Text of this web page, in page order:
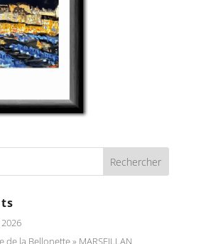
de la Bellonette » MARSEILLAN